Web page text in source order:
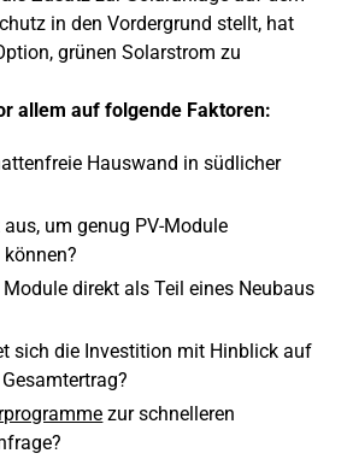
in den Vordergrund stellt, hat
grünen Solarstrom zu
allem auf folgende Faktoren:
Hauswand in südlicher
um genug PV-Module
direkt als Teil eines Neubaus
sich die Investition mit Hinblick auf
zur schnelleren